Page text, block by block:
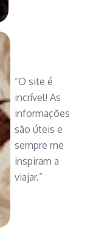
”O site é
incrível! As
informações
são úteis e
sempre me
inspiram a
viajar.”